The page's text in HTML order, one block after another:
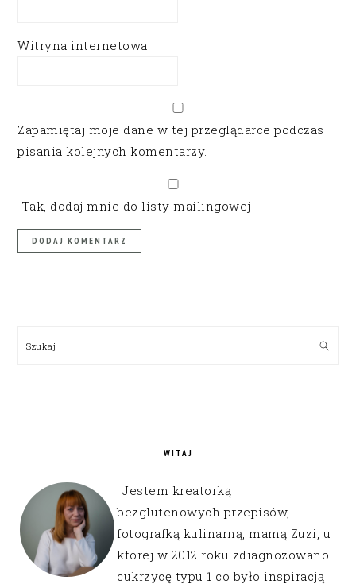
Witryna internetowa
Zapamiętaj moje dane w tej przeglądarce podczas
pisania kolejnych komentarzy.
Tak, dodaj mnie do listy mailingowej
Szukaj
WITAJ
Jestem kreatorką
bezglutenowych przepisów,
fotografką kulinarną, mamą Zuzi, u
której w 2012 roku zdiagnozowano
cukrzycę typu 1 co było inspiracją